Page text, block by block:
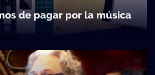
de pagar por la música
2024